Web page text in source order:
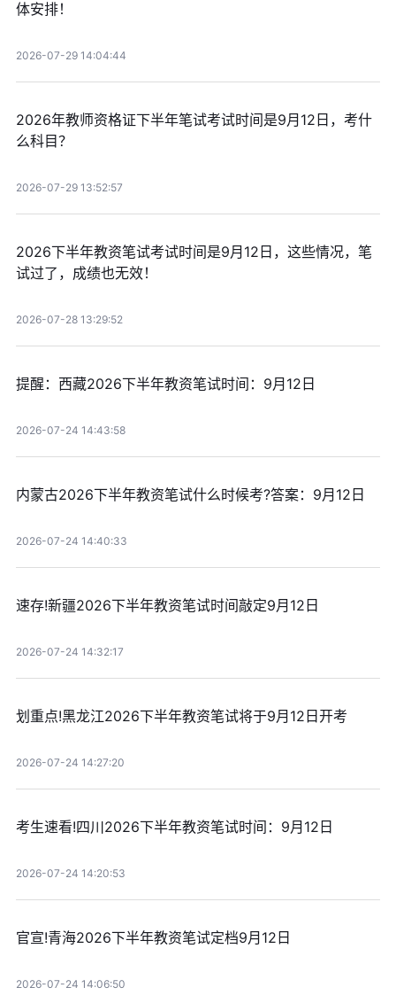
体安排！
2026-07-29 14:04:44
2026年教师资格证下半年笔试考试时间是9月12日，考什
么科目？
2026-07-29 13:52:57
2026下半年教资笔试考试时间是9月12日，这些情况，笔
试过了，成绩也无效！
2026-07-28 13:29:52
提醒：西藏2026下半年教资笔试时间：9月12日
2026-07-24 14:43:58
内蒙古2026下半年教资笔试什么时候考?答案：9月12日
2026-07-24 14:40:33
速存!新疆2026下半年教资笔试时间敲定9月12日
2026-07-24 14:32:17
划重点!黑龙江2026下半年教资笔试将于9月12日开考
2026-07-24 14:27:20
考生速看!四川2026下半年教资笔试时间：9月12日
2026-07-24 14:20:53
官宣!青海2026下半年教资笔试定档9月12日
2026-07-24 14:06:50